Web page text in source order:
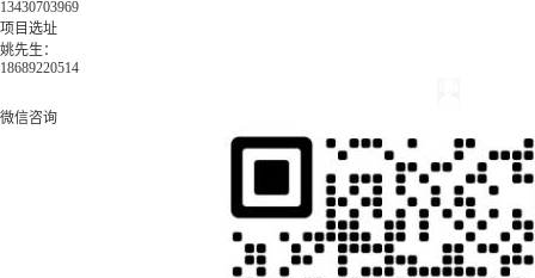
13430703969
项目选址
姚先生：
18689220514
微信咨询